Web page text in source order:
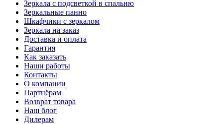
Зеркала с подсветкой в спальню
Зеркальные панно
Шкафчики с зеркалом
Зеркала на заказ
Доставка и оплата
Гарантия
Как заказать
Наши работы
Контакты
О компании
Партнёрам
Возврат товара
Наш блог
Дилерам